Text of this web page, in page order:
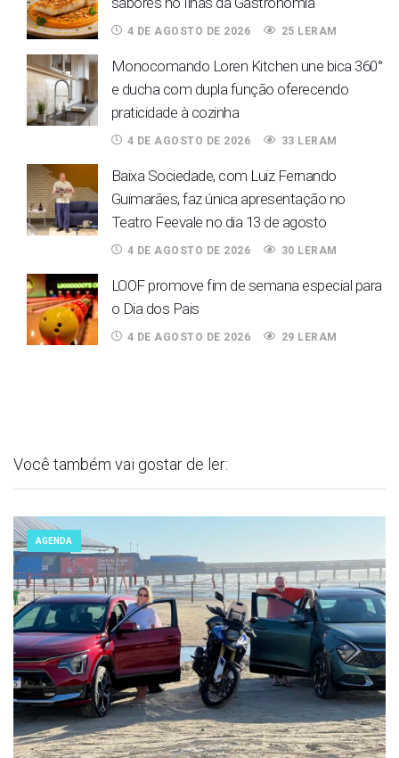
4 DE AGOSTO DE 2026 25 LERAM
Monocomando Loren Kitchen une bica 360°
e ducha com dupla função oferecendo
praticidade à cozinha
4 DE AGOSTO DE 2026 33 LERAM
Baixa Sociedade, com Luiz Fernando
Guimarães, faz única apresentação no
Teatro Feevale no dia 13 de agosto
4 DE AGOSTO DE 2026 30 LERAM
LOOF promove fim de semana especial para
o Dia dos Pais
4 DE AGOSTO DE 2026 29 LERAM
Você também vai gostar de ler:
AGENDA